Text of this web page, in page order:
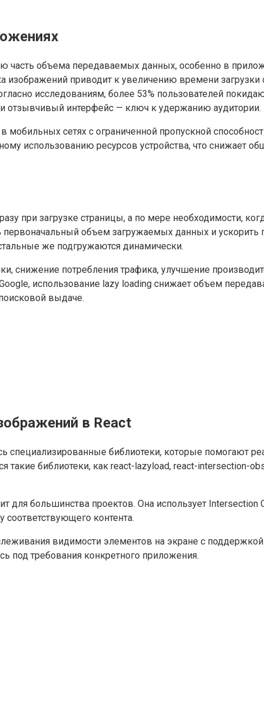
объема передаваемых данных, особенно в
приводит к увеличению времени
исследованиям, более 53% пользователей
отзывчивый интерфейс — ключ к удержанию аудитории.
мобильных сетях с ограниченной пропускной
использованию ресурсов устройства, что снижает
при загрузке страницы, а по мере необходимости,
объем загружаемых данных и
же подгружаются динамически.
снижение потребления трафика, улучшение
использование lazy loading снижает объем
выдаче.
в React
библиотеки, которые помогают
библиотеки, как react-lazyload, react-intersection-
для большинства проектов. Она использует
соответствующего контента.
видимости элементов на экране с
под требования конкретного приложения.